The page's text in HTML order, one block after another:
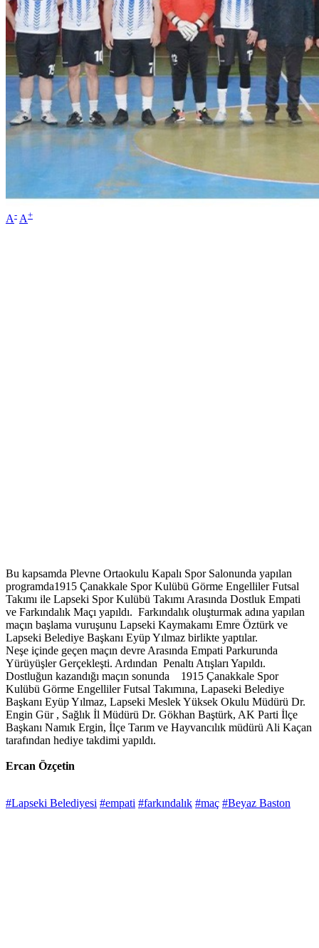
A- A+
Bu kapsamda Plevne Ortaokulu Kapalı Spor Salonunda yapılan
programda1915 Çanakkale Spor Kulübü Görme Engelliler Futsal
Takımı ile Lapseki Spor Kulübü Takımı Arasında Dostluk Empati
ve Farkındalık Maçı yapıldı. Farkındalık oluşturmak adına yapılan
maçın başlama vuruşunu Lapseki Kaymakamı Emre Öztürk ve
Lapseki Belediye Başkanı Eyüp Yılmaz birlikte yaptılar.
Neşe içinde geçen maçın devre Arasında Empati Parkurunda
Yürüyüşler Gerçekleşti. Ardından Penaltı Atışları Yapıldı.
Dostluğun kazandığı maçın sonunda 1915 Çanakkale Spor
Kulübü Görme Engelliler Futsal Takımına, Lapaseki Belediye
Başkanı Eyüp Yılmaz, Lapseki Meslek Yüksek Okulu Müdürü Dr.
Engin Gür , Sağlık İl Müdürü Dr. Gökhan Baştürk, AK Parti İlçe
Başkanı Namık Ergin, İlçe Tarım ve Hayvancılık müdürü Ali Kaçan
tarafından hediye takdimi yapıldı.
Ercan Özçetin
#Lapseki Belediyesi #empati #farkındalık #maç #Beyaz Baston